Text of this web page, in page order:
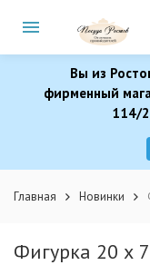
Вы из
фирменный
114/
Главная Новинки
Фигурка 20 х